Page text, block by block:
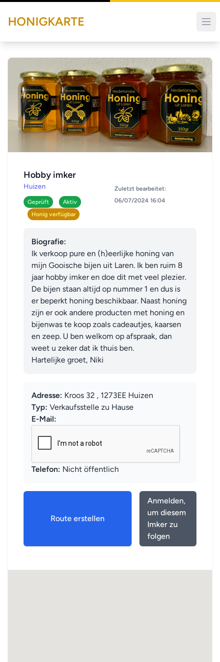
HONIGKARTE
Hobby imker
Huizen
Geprüft
Aktiv
Honig verfügbar
Zuletzt bearbeitet:
06/07/2024 16:04
Biografie:
Ik verkoop pure en (h)eerlijke honing van
mijn Gooische bijen uit Laren. Ik ben ruim 8
jaar hobby imker en doe dit met veel plezier.
De bijen staan altijd op nummer 1 en dus is
er beperkt honing beschikbaar. Naast honing
zijn er ook andere producten met honing en
bijenwas te koop zoals cadeautjes, kaarsen
en zeep. U ben welkom op afspraak, dan
weet u zeker dat ik thuis ben.
Hartelijke groet, Niki
Adresse: Kroos 32 , 1273EE Huizen
Typ: Verkaufsstelle zu Hause
E-Mail:
Telefon: Nicht öffentlich
Route erstellen
Anmelden,
um diesem
Imker zu
folgen